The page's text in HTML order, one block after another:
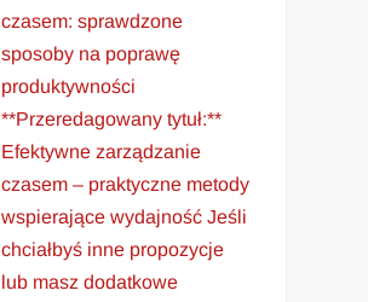
czasem: sprawdzone
sposoby na poprawę
produktywności
**Przeredagowany tytuł:**
Efektywne zarządzanie
czasem – praktyczne metody
wspierające wydajność Jeśli
chciałbyś inne propozycje
lub masz dodatkowe